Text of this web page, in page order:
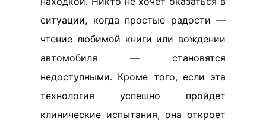
ситуации, когда простые радости —
чтение любимой книги или вождении
автомобиля — становятся
недоступными. Кроме того, если эта
технология успешно пройдет
клинические испытания, она откроет